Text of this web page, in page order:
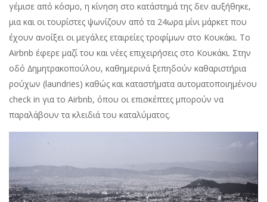
γέµισε από κόσµο, η κίνηση στο κατάστηµά της δεν αυξήθηκε,
µια και οι τουρίστες ψωνίζουν από τα 24ωρα µίνι µάρκετ που
έχουν ανοίξει οι µεγάλες εταιρείες τροφίµων στο Κουκάκι. Το
Airbnb έφερε µαζί του και νέες επιχειρήσεις στο Κουκάκι. Στην
οδό ∆ηµητρακοπούλου, καθηµερινά ξεπηδούν καθαριστήρια
ρούχων (laundries) καθώς και καταστήµατα αυτοµατοποιηµένου
check in για το Airbnb, όπου οι επισκέπτες µπορούν να
παραλάβουν τα κλειδιά του καταλύµατος.